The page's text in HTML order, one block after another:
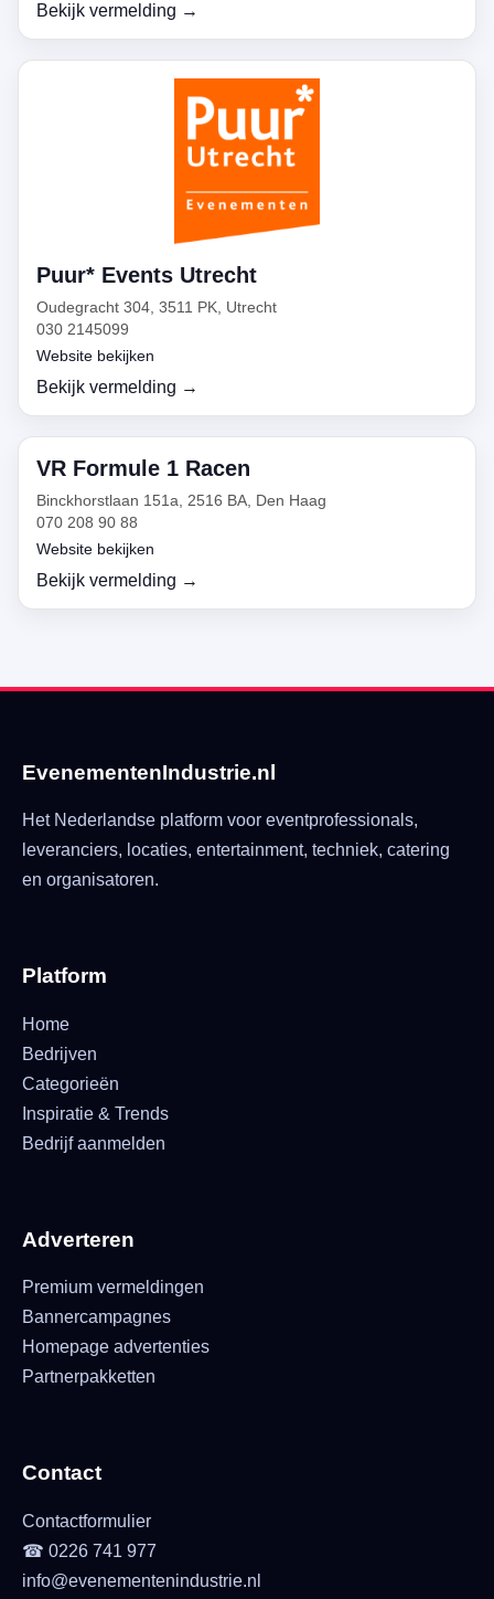
Bekijk vermelding →
Puur* Events Utrecht
Oudegracht 304, 3511 PK, Utrecht
030 2145099
Website bekijken
Bekijk vermelding →
VR Formule 1 Racen
Binckhorstlaan 151a, 2516 BA, Den Haag
070 208 90 88
Website bekijken
Bekijk vermelding →
EvenementenIndustrie.nl
Het Nederlandse platform voor eventprofessionals,
leveranciers, locaties, entertainment, techniek, catering
en organisatoren.
Platform
Home
Bedrijven
Categorieën
Inspiratie & Trends
Bedrijf aanmelden
Adverteren
Premium vermeldingen
Bannercampagnes
Homepage advertenties
Partnerpakketten
Contact
Contactformulier
☎ 0226 741 977
info@evenementenindustrie.nl